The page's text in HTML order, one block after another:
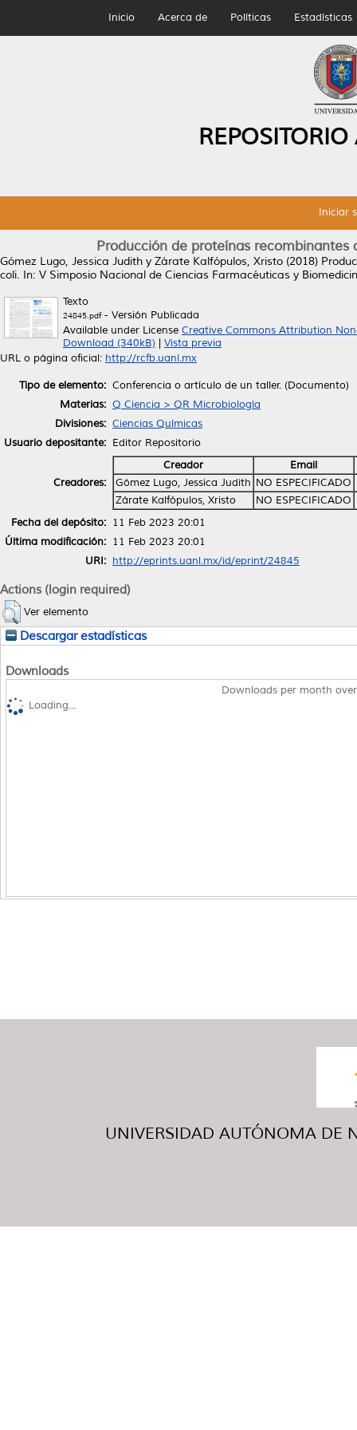
Inicio Acerca de Políticas Estadísticas
Iniciar
Producción de proteínas
Gómez Lugo, Jessica Judith y Zárate Kalfópulos, Xristo (2018)
coli. In: V Simposio Nacional de Ciencias Farmacéuticas y
Texto
24845.pdf- Versión Publicada
Available under License Creative Commons Attribution
Download (340kB)
Vista previa
URL o página oficial: http://rcfb.uanl.mx
Tipo de elemento: Conferencia o artículo de un taller. (Documento)
Materias: Q Ciencia > QR Microbiología
Divisiones: Ciencias Químicas
Usuario depositante: Editor Repositorio
Creadores:
Creador
Email
Gómez Lugo, Jessica Judith NO ESPECIFICADO
Zárate Kalfópulos, Xristo
NO ESPECIFICADO
Fecha del depósito: 11 Feb 2023 20:01
Última modificación: 11 Feb 2023 20:01
URI: http://eprints.uanl.mx/id/eprint/24845
Actions (login required)
Ver elemento
Descargar estadísticas
Downloads
Downloads per month
Loading...
UNIVERSIDAD AUTÓNOMA DE